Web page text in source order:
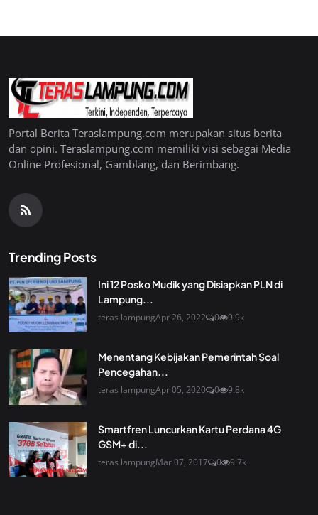
Portal Berita Teraslampung.com merupakan situs berita
dan opini. Teraslampung.com memiliki visi sebagai Media
Online Profesional, Gamblang, dan Berimbang.
Trending Posts
Ini 12 Posko Mudik yang Disiapkan PLN di
Lampung...
teras lampungApr 26, 2022 0 9.9k
Menentang Kebijakan Pemerintah Soal
Pencegahan...
teras lampungApr 05, 2020 0 9.8k
Smartfren Luncurkan Kartu Perdana 4G
GSM+ di...
teras lampungMar 07, 2017 0 9.7k